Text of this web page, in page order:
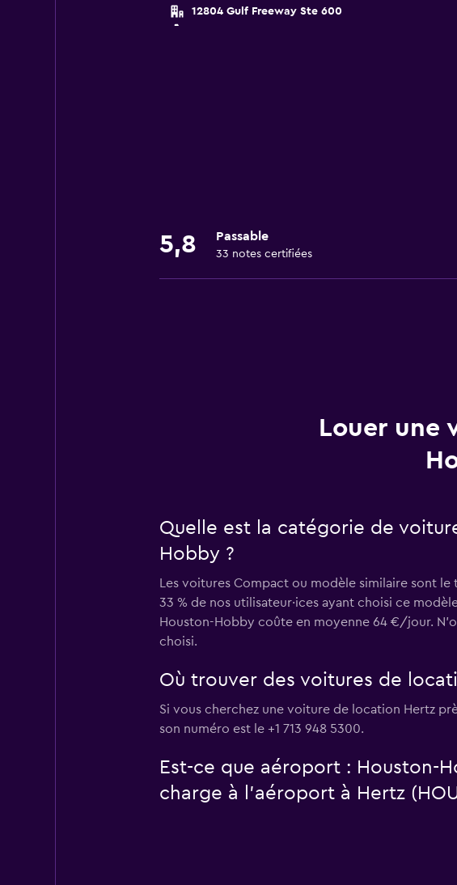
12804 Gulf Freeway Ste 600
5,8 Passable
33 notes certifiées
Louer une
Quelle est la catégorie de
Hobby ?
Les voitures Compact ou modèle similaire sont
33 % de nos utilisateur·ices ayant choisi ce
Houston-Hobby coûte en moyenne 64 €/jour.
choisi.
Où trouver des voitures de
Si vous cherchez une voiture de location Hertz
son numéro est le +1 713 948 5300.
Est-ce que aéroport : Houston-
charge à l’aéroport à Hertz